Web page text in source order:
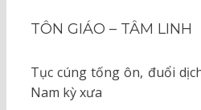
TÔN GIÁO – TÂM LINH
Tục cúng tống ôn, đuổi
Nam kỳ xưa